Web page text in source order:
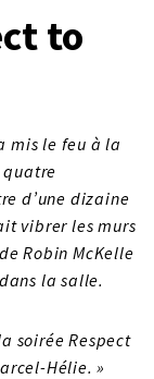
to
mis le feu à la
quatre
d’une dizaine
vibrer les murs
Robin McKelle
la salle.
soirée Respect
Hélie. »